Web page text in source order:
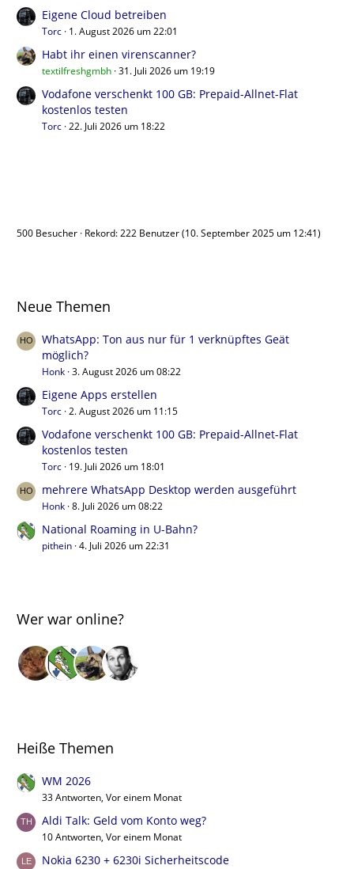
Eigene Cloud betreiben
Torc 1. August 2026 um 22:01
Habt ihr einen virenscanner?
textilfreshgmbh 31. Juli 2026 um 19:19
Vodafone verschenkt 100 GB: Prepaid-Allnet-Flat
kostenlos testen
Torc 22. Juli 2026 um 18:22
500 Besucher Rekord: 222 Benutzer (10. September 2025 um 12:41)
Neue Themen
WhatsApp: Ton aus nur für 1 verknüpftes Geät
möglich?
Honk 3. August 2026 um 08:22
Eigene Apps erstellen
Torc 2. August 2026 um 11:15
Vodafone verschenkt 100 GB: Prepaid-Allnet-Flat
kostenlos testen
Torc 19. Juli 2026 um 18:01
mehrere WhatsApp Desktop werden ausgeführt
Honk 8. Juli 2026 um 08:22
National Roaming in U-Bahn?
pithein 4. Juli 2026 um 22:31
Wer war online?
Heiße Themen
WM 2026
33 Antworten, Vor einem Monat
Aldi Talk: Geld vom Konto weg?
10 Antworten, Vor einem Monat
Nokia 6230 + 6230i Sicherheitscode